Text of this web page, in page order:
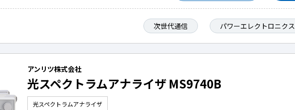
次世代通信 パワーエレクトロニクス
アンリツ株式会社
光スペクトラムアナライザ MS9740B
光スペクトラムアナライザ